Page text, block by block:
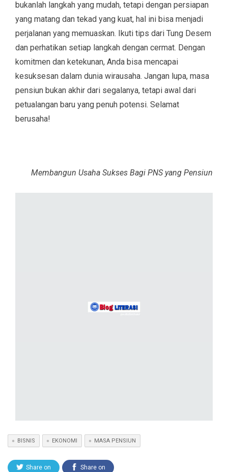
bukanlah langkah yang mudah, tetapi dengan persiapan
yang matang dan tekad yang kuat, hal ini bisa menjadi
perjalanan yang memuaskan. Ikuti tips dari Tung Desem
dan perhatikan setiap langkah dengan cermat. Dengan
komitmen dan ketekunan, Anda bisa mencapai
kesuksesan dalam dunia wirausaha. Jangan lupa, masa
pensiun bukan akhir dari segalanya, tetapi awal dari
petualangan baru yang penuh potensi. Selamat
berusaha!
Membangun Usaha Sukses Bagi PNS yang Pensiun
BISNIS EKONOMI MASA PENSIUN
Share on Share on